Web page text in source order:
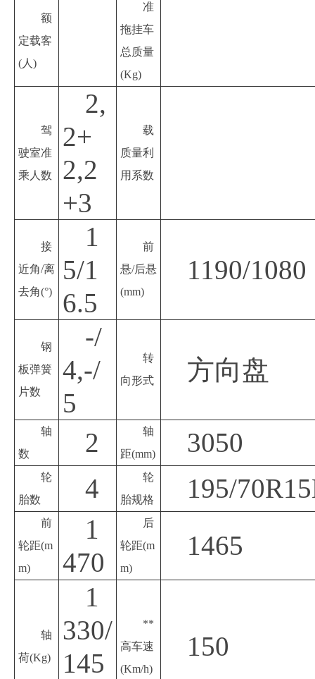
额
定载客
(人)
准
拖挂车
总质量
(Kg)
驾
驶室准
乘人数
2,
2+
2,2
+3
载
质量利
用系数
接
近角/离
去角(°)
1
5/1
6.5
前
悬/后悬
(mm)
1190/1080
钢
板弹簧
片数
-/
4,-/
5
转
向形式
方向盘
轴
数
2
轴
距(mm) 3050
轮
胎数
4
轮
胎规格
195/
前
轮距(m
m)
1
470
后
轮距(m
m)
1465
轴
荷(Kg)
1
330/
145
**
高车速
(Km/h)
150